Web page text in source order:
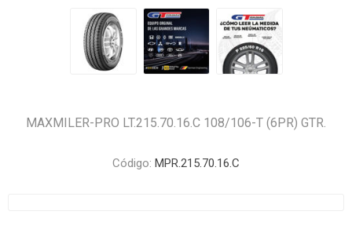
MAXMILER-PRO LT.215.70.16.C 108/106-T (6PR) GTR.
Código: MPR.215.70.16.C